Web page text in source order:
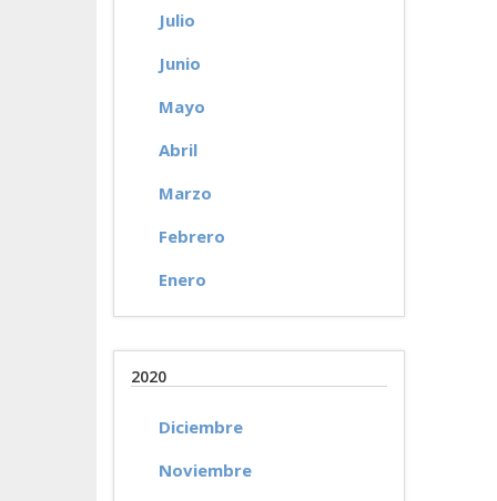
Julio
Junio
Mayo
Abril
Marzo
Febrero
Enero
2020
Diciembre
Noviembre